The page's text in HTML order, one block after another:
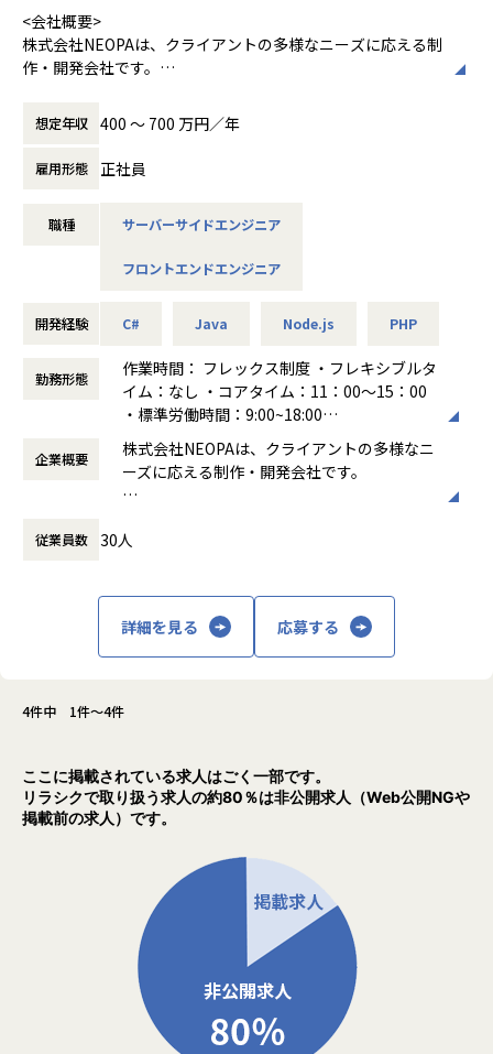
<会社概要>
株式会社NEOPAは、クライアントの多様なニーズに応える制
作・開発会社です。
主力の受託開発事業では、ニーズが高いスマホアプリの開発
をはじめ、WebサイトやWebデザイン、Webアプリの開発な
どを幅広く担当。案件はクライアントとの直接取引で、社内
で企画から開発、運用までを一貫して行います。
トータルデザインを担当したほか、10万人以上のユーザーが
対応しています。
また、これまでIT企業が参入していなかった映画製作にも挑
らわれず自分たちが価値を感じる事業に積極的に取り組んで
います。
クラウドを使ったインフラ構築・運用、品質を支えるプログ
ラミング、UXに関わるフロントエンドエンジニアリング等、
ともに開発を進めていきたい方を募集します。
野にチャレンジも可能です。弊社クライアントから指定され
る技術要件は特に無いことも多く、周囲のエンジニアと相談
しながら、最適なアーキテクチャ、フレームワークを選択し
【業務の変更の範囲】
想定年収 400 〜 700 万円／年
雇用形態 正社員
職種 サーバーサイドエンジニア
フロントエンドエンジニア
開発経験 C# Java Node.js PHP
勤務形態
作業時間： フレックス制度 ・フレキシブルタ
イム：なし ・コアタイム：11：00～15：00
・標準労働時間：9:00~18:00
働き方：
フレックス制（コアタイムあり）
時間外労働の有無： 有（月平均20時間）
休憩時間： 60分
企業概要
株式会社NEOPAは、クライアントの多様なニ
ーズに応える制作・開発会社です。
ホアプリの開発をはじめ、WebサイトやWeb
ます。
これを強みとして、アパレル上場企業の会員
また、これまでIT企業が参入していなかった
映画製作にも挑戦。ITの力で世の中を良くす
たちが価値を感じる事業に積極的に取り組ん
でいます。
従業員数 30人
詳細を見る 応募する
4件中 1件～4件
ここに掲載されている求人はごく一部です。
リラシクで取り扱う求人の約80％は非公開求人（Web公開NGや
掲載前の求人）です。